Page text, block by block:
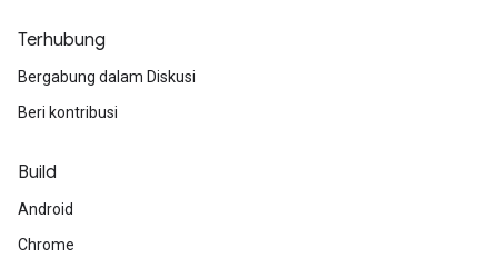
Terhubung
Bergabung dalam Diskusi
Beri kontribusi
Build
Android
Chrome